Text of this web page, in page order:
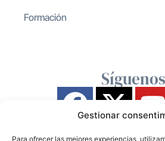
Gestionar
Para ofrecer las mejores experiencias,
Formación
Síguenos